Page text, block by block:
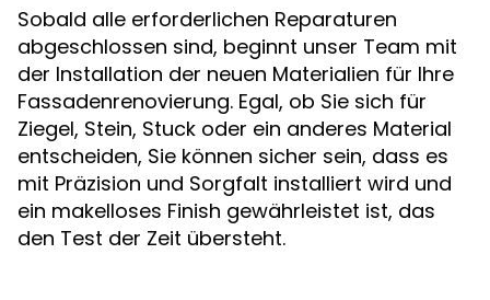
Sobald alle erforderlichen Reparaturen
abgeschlossen sind, beginnt unser Team mit
der Installation der neuen Materialien für Ihre
Fassadenrenovierung. Egal, ob Sie sich für
Ziegel, Stein, Stuck oder ein anderes Material
entscheiden, Sie können sicher sein, dass es
mit Präzision und Sorgfalt installiert wird und
ein makelloses Finish gewährleistet ist, das
den Test der Zeit übersteht.